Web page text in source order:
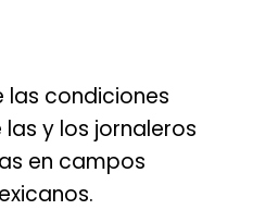
las condiciones
y los jornaleros
en campos